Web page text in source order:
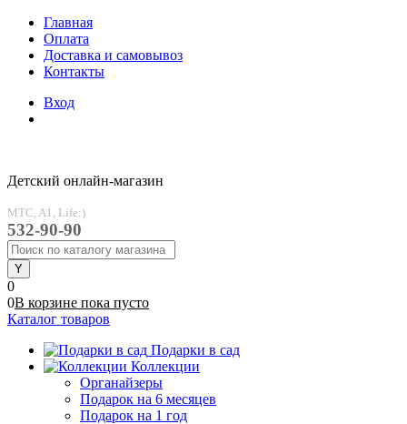
Главная
Оплата
Доставка и самовывоз
Контакты
Вход
Детский онлайн-магазин
MTC, A1, Life:)
532-90-90
0
0В корзине пока пусто
Каталог товаров
Подарки в сад
Коллекции
Органайзеры
Подарок на 6 месяцев
Подарок на 1 год